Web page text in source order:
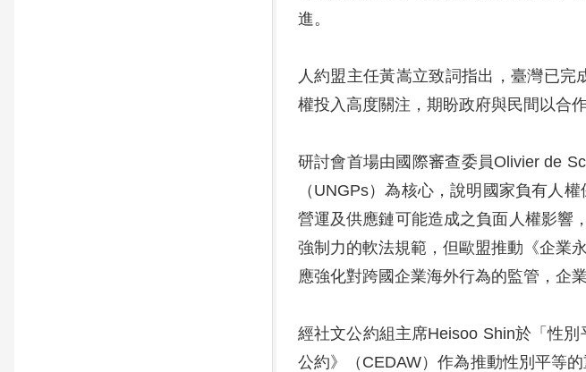
進。
人約盟主任黃嵩立致詞指出，臺灣已
權投入高度關注，期盼政府與民間以合
研討會首場由國際審查委員Olivier de
（UNGPs）為核心，說明國家負有人
營運及供應鏈可能造成之負面人權影響
強制力的軟法規範，但歐盟推動《企業
應強化對跨國企業海外行為的監管，企
經社文公約組主席Heisoo Shin於「性
公約》（CEDAW）作為推動性別平等